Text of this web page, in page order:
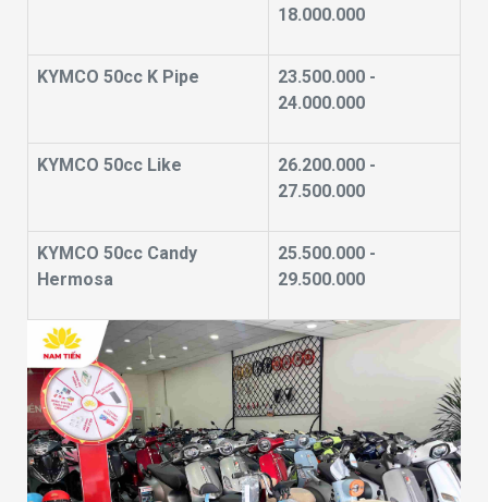
18.000.000
KYMCO 50cc K Pipe
23.500.000 -
24.000.000
KYMCO 50cc Like
26.200.000 -
27.500.000
KYMCO 50cc Candy
Hermosa
25.500.000 -
29.500.000